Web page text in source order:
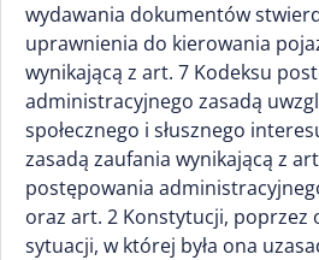
wydawania dokumentów
uprawnienia do kierowania
wynikającą z art. 7 Kodeksu
administracyjnego zasadą
społecznego i słusznego
zasadą zaufania wynikającą z
postępowania
oraz art. 2 Konstytucji, poprzez
sytuacji, w której była ona